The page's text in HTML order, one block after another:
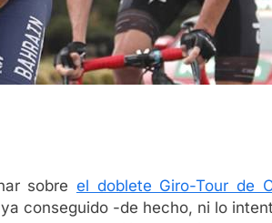
sobre el doblete Giro-Tour de
conseguido -de hecho, ni lo